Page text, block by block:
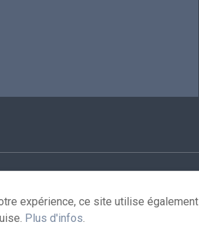
expérience, ce site utilise également
Plus d'infos.